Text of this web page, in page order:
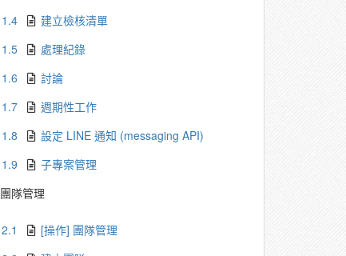
1.4
建立檢核清單
1.5
處理紀錄
1.6
討論
1.7
週期性工作
1.8
設定 LINE 通知 (messaging API)
1.9
子專案管理
團隊管理
2.1
[操作] 團隊管理